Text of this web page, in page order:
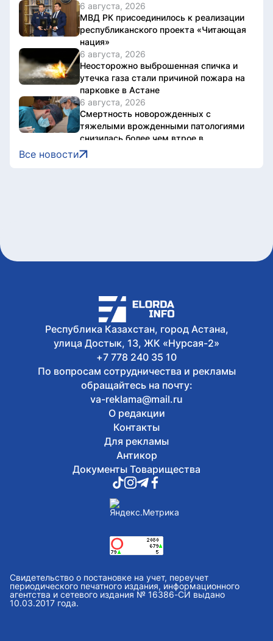
6 августа, 2026
МВД РК присоединилось к реализации
республиканского проекта «Читающая
нация»
6 августа, 2026
Неосторожно выброшенная спичка и
утечка газа стали причиной пожара на
парковке в Астане
6 августа, 2026
Смертность новорожденных с
тяжелыми врожденными патологиями
снизилась более чем втрое в
Казахстане
межправительственного совета в
узком формате в Чолпон-Ате
6 августа, 2026
В Астане 9 августа перекроют ряд
дорог из-за фестиваля Jüregımnıñ
Jenımpazy
Все новости
Республика Казахстан, город Астана,
улица Достык, 13, ЖК «Нурсая-2»
+7 778 240 35 10
По вопросам сотрудничества и рекламы
обращайтесь на почту:
va-reklama@mail.ru
О редакции
Контакты
Для рекламы
Антикор
Документы Товарищества
Свидетельство о постановке на учет, переучет
периодического печатного издания, информационного
агентства и сетевого издания № 16386-СИ выдано
10.03.2017 года.